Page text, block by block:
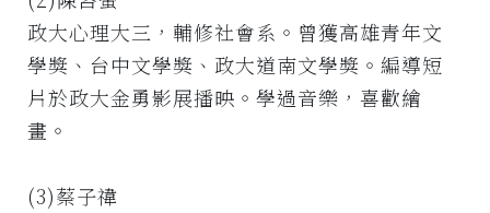
政大心理大三，輔修社會系。曾獲高雄青年文
學獎、台中文學獎、政大道南文學獎。編導短
片於政大金勇影展播映。學過音樂，喜歡繪
畫。
(3)蔡子禕